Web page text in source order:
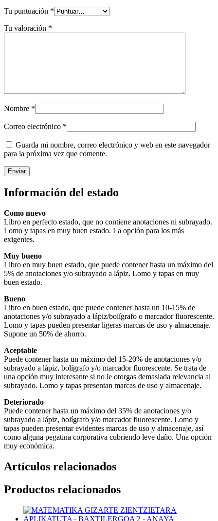
Tu puntuación *
Tu valoración *
Nombre *
Correo electrónico *
Guarda mi nombre, correo electrónico y web en este navegador
para la próxima vez que comente.
Información del estado
Como nuevo
Libro en perfecto estado, que no contiene anotaciones ni subrayado.
Lomo y tapas en muy buen estado. La opción para los más
exigentes.
Muy bueno
Libro en muy buen estado, que puede contener hasta un máximo del
5% de anotaciones y/o subrayado a lápiz. Lomo y tapas en muy
buen estado.
Bueno
Libro en buen estado, que puede contener hasta un 10-15% de
anotaciones y/o subrayado a lápiz/bolígrafo o marcador fluorescente.
Lomo y tapas pueden presentar ligeras marcas de uso y almacenaje.
Supone un 50% de ahorro.
Aceptable
Puede contener hasta un máximo del 15-20% de anotaciones y/o
subrayado a lápiz, bolígrafo y/o marcador fluorescente. Se trata de
una opción muy interesante si no le otorgas demasiada relevancia al
subrayado. Lomo y tapas presentan marcas de uso y almacenaje.
Deteriorado
Puede contener hasta un máximo del 35% de anotaciones y/o
subrayado a lápiz, bolígrafo y/o marcador fluorescente. Lomo y
tapas pueden presentar evidentes marcas de uso y almacenaje, así
como alguna pegatina corporativa cubriendo leve daño. Una opción
muy económica.
Artículos relacionados
Productos relacionados